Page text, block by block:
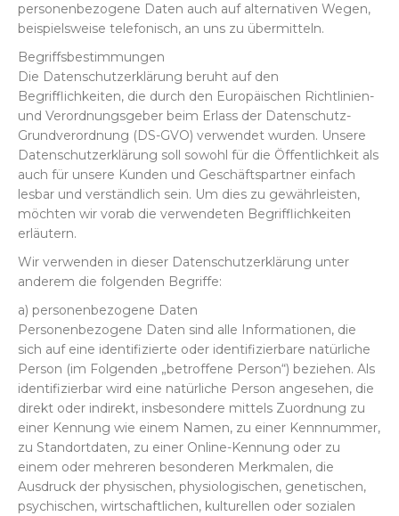
personenbezogene Daten auch auf alternativen Wegen,
beispielsweise telefonisch, an uns zu übermitteln.
Begriffsbestimmungen
Die Datenschutzerklärung beruht auf den
Begrifflichkeiten, die durch den Europäischen Richtlinien-
und Verordnungsgeber beim Erlass der Datenschutz-
Grundverordnung (DS-GVO) verwendet wurden. Unsere
Datenschutzerklärung soll sowohl für die Öffentlichkeit als
auch für unsere Kunden und Geschäftspartner einfach
lesbar und verständlich sein. Um dies zu gewährleisten,
möchten wir vorab die verwendeten Begrifflichkeiten
erläutern.
Wir verwenden in dieser Datenschutzerklärung unter
anderem die folgenden Begriffe:
a) personenbezogene Daten
Personenbezogene Daten sind alle Informationen, die
sich auf eine identifizierte oder identifizierbare natürliche
Person (im Folgenden „betroffene Person“) beziehen. Als
identifizierbar wird eine natürliche Person angesehen, die
direkt oder indirekt, insbesondere mittels Zuordnung zu
einer Kennung wie einem Namen, zu einer Kennnummer,
zu Standortdaten, zu einer Online-Kennung oder zu
einem oder mehreren besonderen Merkmalen, die
Ausdruck der physischen, physiologischen, genetischen,
psychischen, wirtschaftlichen, kulturellen oder sozialen